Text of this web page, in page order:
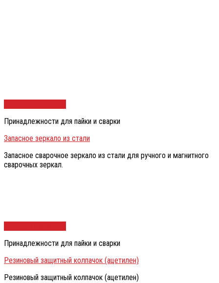
Принадлежности для пайки и сварки
Запасное зеркало из стали
Запасное сварочное зеркало из стали для ручного и магнитного
сварочных зеркал.
Принадлежности для пайки и сварки
Резиновый защитный колпачок (ацетилен)
Резиновый защитный колпачок (ацетилен)